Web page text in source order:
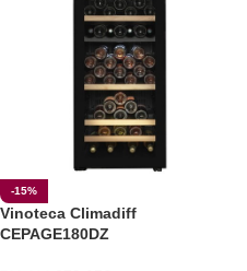
-15%
Vinoteca Climadiff
CEPAGE180DZ